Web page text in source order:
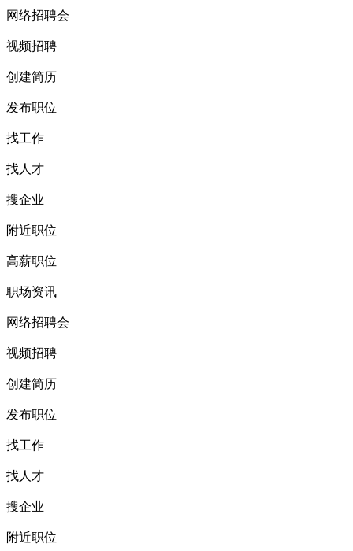
网络招聘会
视频招聘
创建简历
发布职位
找工作
找人才
搜企业
附近职位
高薪职位
职场资讯
网络招聘会
视频招聘
创建简历
发布职位
找工作
找人才
搜企业
附近职位